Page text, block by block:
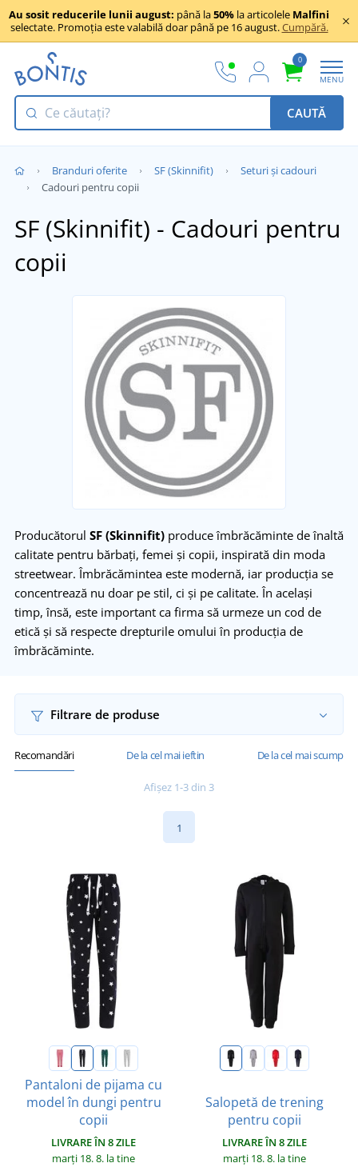
Au sosit reducerile lunii august: până la50% la articolele Malfini
selectate. Promoția este valabilă doar până pe 16 august.Cumpără.
0
MENU
CAUTĂ
Branduri oferite SF (Skinnifit)
Seturi și cadouri
Cadouri pentru copii
SF (Skinnifit) - Cadouri pentru
copii
Producătorul SF (Skinnifit) produce îmbrăcăminte de înaltă
calitate pentru bărbați, femei și copii, inspirată din moda
streetwear. Îmbrăcămintea este modernă, iar producția se
concentrează nu doar pe stil, ci și pe calitate. În același
timp, însă, este important ca firma să urmeze un cod de
etică și să respecte drepturile omului în producția de
îmbrăcăminte.
Filtrare de produse
Recomandări De la cel mai ieftin De la cel mai scump
Afișez 1-3 din 3
1
Pantaloni de pijama cu
model în dungi pentru
copii
LIVRARE ÎN 8 ZILE
marți 18. 8. la tine
Salopetă de trening
pentru copii
LIVRARE ÎN 8 ZILE
marți 18. 8. la tine